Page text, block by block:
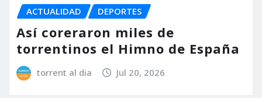
ACTUALIDAD DEPORTES
Así coreraron miles de
torrentinos el Himno de España
torrent al dia Jul 20, 2026